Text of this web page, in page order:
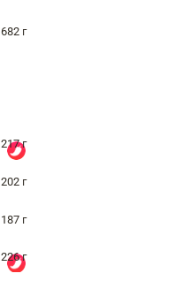
682 г
217 г
202 г
187 г
226 г